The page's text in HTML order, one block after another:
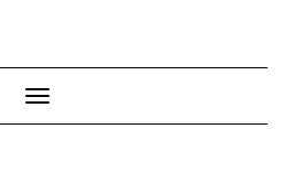
Cambiar modo de navegación